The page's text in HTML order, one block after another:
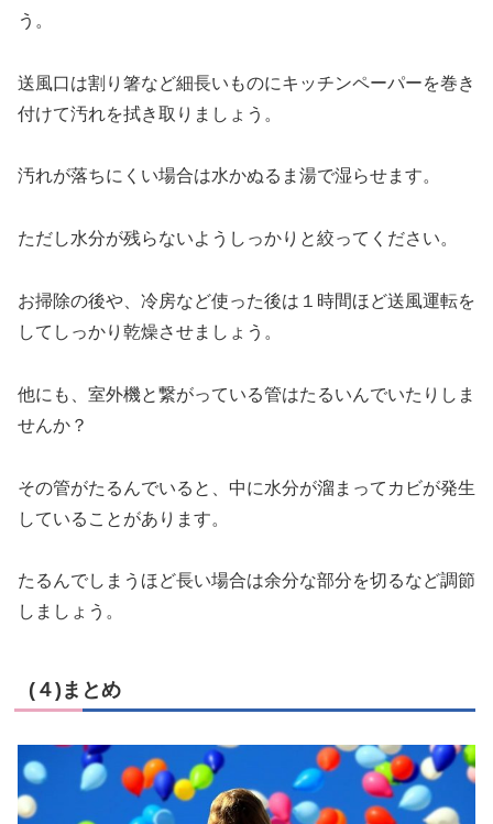
う。
送風口は割り箸など細長いものにキッチンペーパーを巻き
付けて汚れを拭き取りましょう。
汚れが落ちにくい場合は水かぬるま湯で湿らせます。
ただし水分が残らないようしっかりと絞ってください。
お掃除の後や、冷房など使った後は１時間ほど送風運転を
してしっかり乾燥させましょう。
他にも、室外機と繋がっている管はたるいんでいたりしま
せんか？
その管がたるんでいると、中に水分が溜まってカビが発生
していることがあります。
たるんでしまうほど長い場合は余分な部分を切るなど調節
しましょう。
(４)まとめ